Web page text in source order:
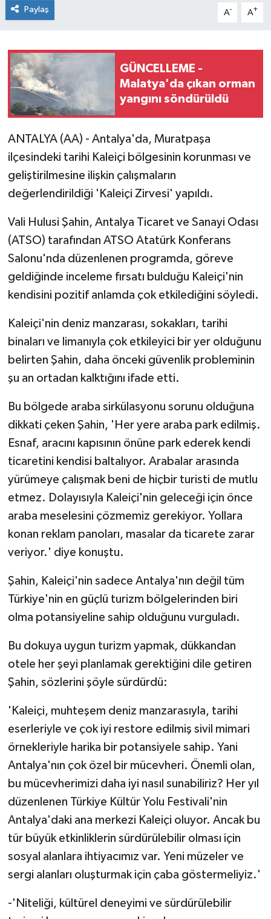
Paylaş A- A+
GÜNCELLEME -
Malatya'da çıkan orman
yangını söndürüldü
ANTALYA (AA) - Antalya'da, Muratpaşa
ilçesindeki tarihi Kaleiçi bölgesinin korunması ve
geliştirilmesine ilişkin çalışmaların
değerlendirildiği 'Kaleiçi Zirvesi' yapıldı.
Vali Hulusi Şahin, Antalya Ticaret ve Sanayi Odası
(ATSO) tarafından ATSO Atatürk Konferans
Salonu'nda düzenlenen programda, göreve
geldiğinde inceleme fırsatı bulduğu Kaleiçi'nin
kendisini pozitif anlamda çok etkilediğini söyledi.
Kaleiçi'nin deniz manzarası, sokakları, tarihi
binaları ve limanıyla çok etkileyici bir yer olduğunu
belirten Şahin, daha önceki güvenlik probleminin
şu an ortadan kalktığını ifade etti.
Bu bölgede araba sirkülasyonu sorunu olduğuna
dikkati çeken Şahin, 'Her yere araba park edilmiş.
Esnaf, aracını kapısının önüne park ederek kendi
ticaretini kendisi baltalıyor. Arabalar arasında
yürümeye çalışmak beni de hiçbir turisti de mutlu
etmez. Dolayısıyla Kaleiçi'nin geleceği için önce
araba meselesini çözmemiz gerekiyor. Yollara
konan reklam panoları, masalar da ticarete zarar
veriyor.' diye konuştu.
Şahin, Kaleiçi'nin sadece Antalya'nın değil tüm
Türkiye'nin en güçlü turizm bölgelerinden biri
olma potansiyeline sahip olduğunu vurguladı.
Bu dokuya uygun turizm yapmak, dükkandan
otele her şeyi planlamak gerektiğini dile getiren
Şahin, sözlerini şöyle sürdürdü:
'Kaleiçi, muhteşem deniz manzarasıyla, tarihi
eserleriyle ve çok iyi restore edilmiş sivil mimari
örnekleriyle harika bir potansiyele sahip. Yani
Antalya'nın çok özel bir mücevheri. Önemli olan,
bu mücevherimizi daha iyi nasıl sunabiliriz? Her yıl
düzenlenen Türkiye Kültür Yolu Festivali'nin
Antalya'daki ana merkezi Kaleiçi oluyor. Ancak bu
tür büyük etkinliklerin sürdürülebilir olması için
sosyal alanlara ihtiyacımız var. Yeni müzeler ve
sergi alanları oluşturmak için çaba göstermeliyiz.'
-'Niteliği, kültürel deneyimi ve sürdürülebilir